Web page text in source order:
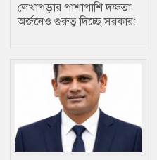
লেখাপড়ার পাশাপাশি দক্ষতা
অর্জনেও গুরুত্ব দিচ্ছে সরকার: